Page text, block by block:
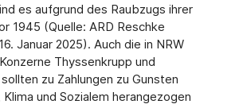
es aufgrund des Raubzugs ihrer
1945 (Quelle: ARD Reschke
Januar 2025). Auch die in NRW
Thyssenkrupp und
zu Zahlungen zu Gunsten
Klima und Sozialem herangezogen